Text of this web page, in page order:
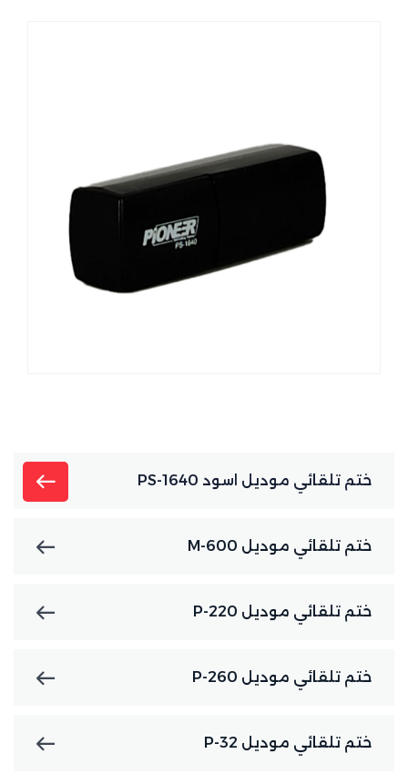
ختم تلقائي موديل اسود PS-1640
ختم تلقائي موديل M-600
ختم تلقائي موديل P-220
ختم تلقائي موديل P-260
ختم تلقائي موديل P-32